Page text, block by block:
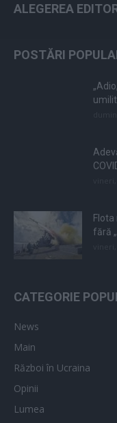
ALEGEREA
POSTĂRI
umilit
fără
CATEGORIE
News
Main
Război în Ucraina
Opinii
Lumea